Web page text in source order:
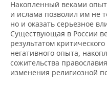
Накопленный веками
и ислама позволил им не
но и оказать серьезное
Существующая в России
результатом
негативного опыта,
сожительства
изменения религиозной